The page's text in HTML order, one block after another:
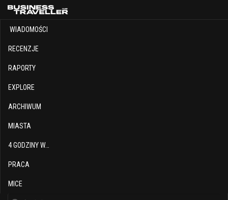
WIADOMOŚCI
RECENZJE
RAPORTY
EXPLORE
ARCHIWUM
MIASTA
4 GODZINY W…
PRACA
MICE